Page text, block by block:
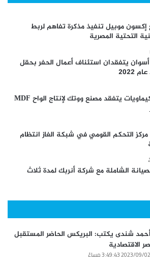
إكسون موبيل تنفيذ مذكرة تفاهم لربط
التحتية المصرية
يتفقدان استئناف أعمال الحفر بحقل
رئيس القابضة للبتروكيماويات يتفقد مصنع ووتك لإنتاج الواح MDF
مركز التحكم القومي في شبكة الغاز انتظام
الشاملة مع شركة أنربك لمدة ثلاث
شندى يكتب: البريكس الحاضر المستقبل
الاقتصادية
2023/09/02 3:49:43 مساءً